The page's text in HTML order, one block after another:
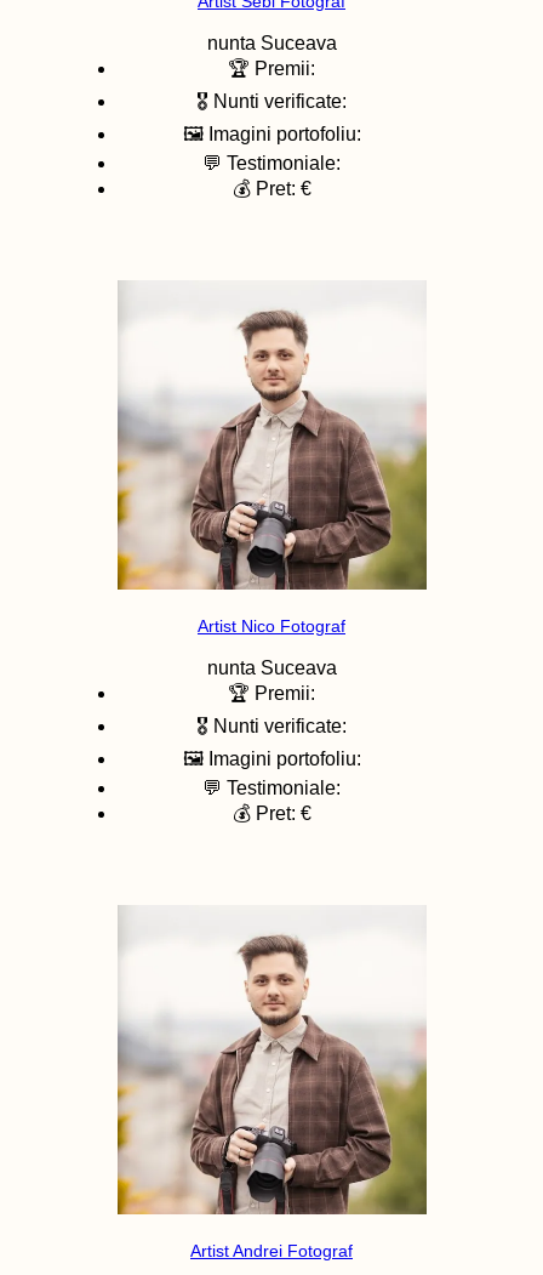
nunta Suceava
🏆 Premii:
🎖️ Nunti verificate:
🖼️ Imagini portofoliu:
💬 Testimoniale:
💰 Pret: €
Artist Nico Fotograf
nunta Suceava
🏆 Premii:
🎖️ Nunti verificate:
🖼️ Imagini portofoliu:
💬 Testimoniale:
💰 Pret: €
Artist Andrei Fotograf